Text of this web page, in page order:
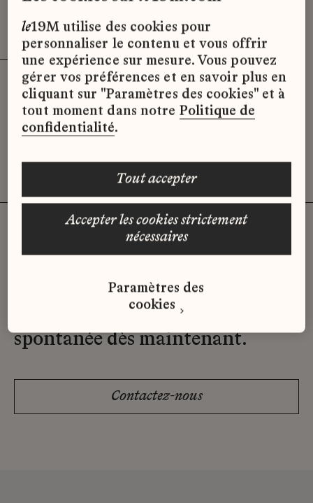
Effacer les filtres (3) x
Désolé, il semble qu’il n’y ait pas
d’offres d’emploi disponibles pour le
moment.
qui correspond à votre profil ?
Envoyez-nous votre candidature
spontanée dès maintenant.
Contactez-nous
le19M utilise des cookies pour
personnaliser le contenu et vous offrir
une expérience sur mesure. Vous pouvez
gérer vos préférences et en savoir plus en
cliquant sur "Paramètres des cookies" et à
tout moment dans notre Politique de
confidentialité.
accepter les cookies strictement
nécessaires
tout accepter
Paramètres des
cookies